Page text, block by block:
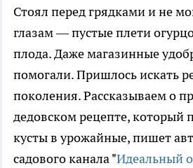
Стоял перед грядками и не
глазам — пустые плети
плода. Даже магазинные
помогали. Пришлось искать
поколения. Рассказываем о
дедовском рецепте, который
кусты в урожайные, пишет
садового канала "Идеальный